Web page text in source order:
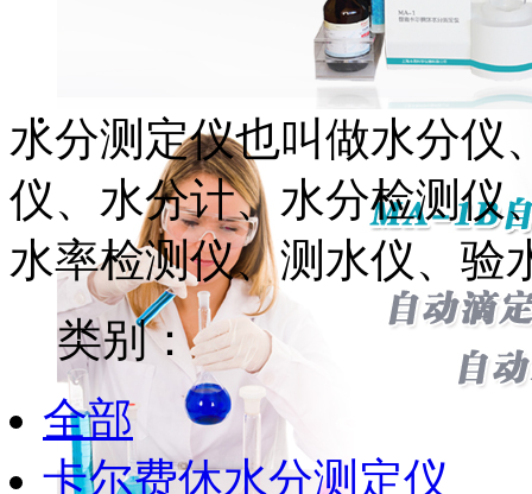
水分测定仪也叫做水分仪
仪、水分计、水分检测仪
水率检测仪、测水仪、验
类别：
全部
卡尔费休水分测定仪